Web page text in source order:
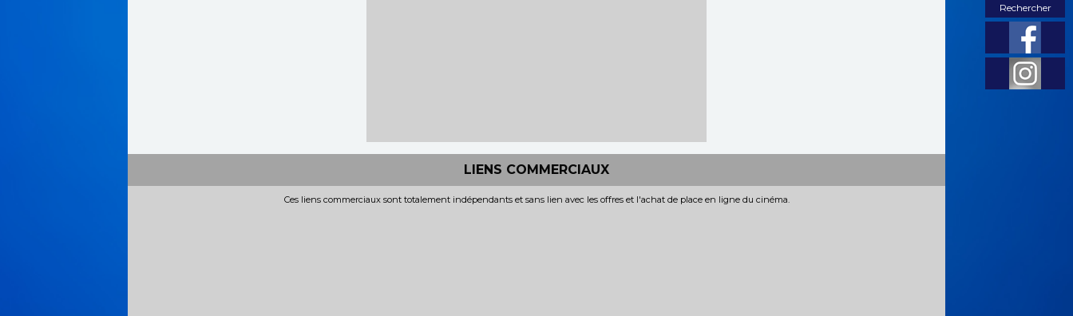
Rechercher
LIENS COMMERCIAUX
Ces liens commerciaux sont totalement indépendants et sans lien avec les offres et l'achat de place en ligne du cinéma.